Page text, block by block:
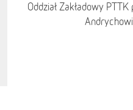
Oddział Zakładowy